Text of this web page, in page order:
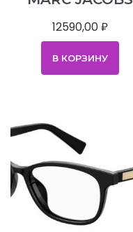
12590,00₽
В КОРЗИНУ